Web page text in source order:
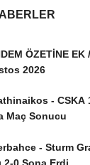
ÖZETİNE EK
2026
- CSKA
Maç Sonucu
- Sturm